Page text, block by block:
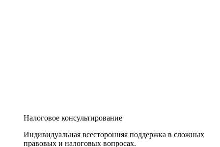
Налоговое консультирование
Индивидуальная всесторонняя поддержка в сложных
правовых и налоговых вопросах.